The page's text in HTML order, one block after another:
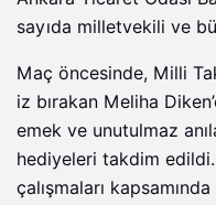
sayıda milletvekili ve
Maç öncesinde, Milli
iz bırakan Meliha
emek ve unutulmaz
hediyeleri takdim
çalışmaları